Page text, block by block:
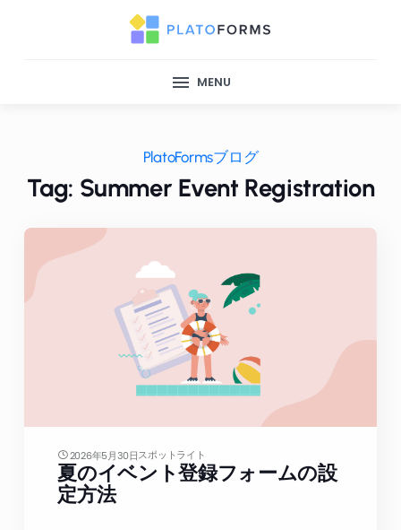
MENU
PlatoFormsブログ
Tag: Summer Event Registration
2026年5月30日スポットライト
夏のイベント登録フォームの設
定方法